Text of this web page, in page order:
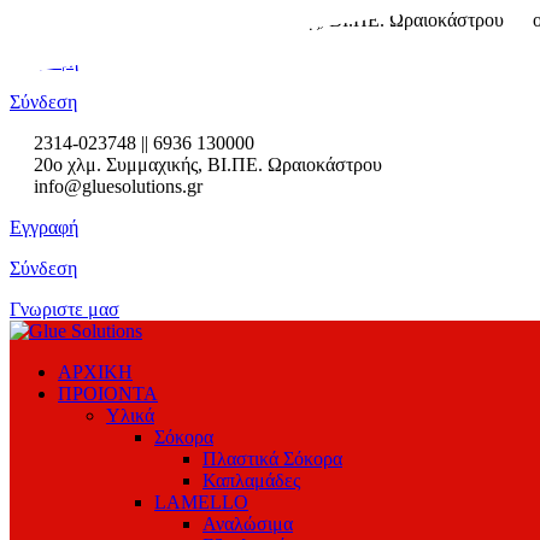
2ο χλμ. Συμμαχικής, ΒΙ.ΠΕ. Ωραιοκάστρου
Εγγραφή
Σύνδεση
2314-023748 || 6936 130000
20ο χλμ. Συμμαχικής, ΒΙ.ΠΕ. Ωραιοκάστρου
info@gluesolutions.gr
Εγγραφή
Σύνδεση
Γνωριστε μασ
ΑΡΧΙΚΗ
ΠΡΟΙΟΝΤΑ
Υλικά
Σόκορα
Πλαστικά Σόκορα
Καπλαμάδες
LAMELLO
Αναλώσιμα